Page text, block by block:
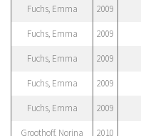
Fuchs, Emma 2009
Fuchs, Emma 2009
Fuchs, Emma 2009
Fuchs, Emma 2009
Fuchs, Emma 2009
Groothoff, Norina 2010